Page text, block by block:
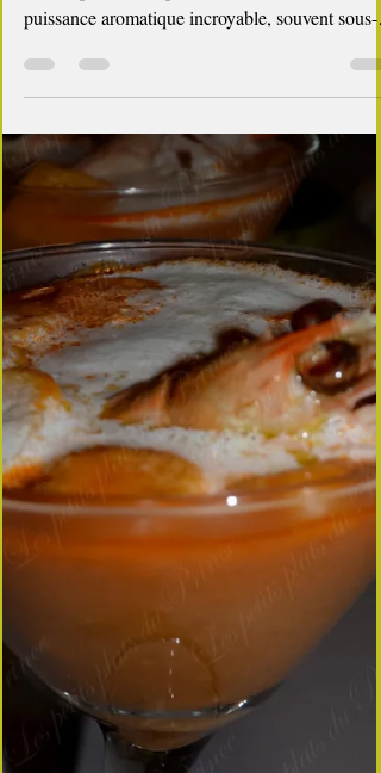
Dans la cuisine des crustacés, rien ne se perd…
surtout pas les carapaces ! Elles concentrent une
puissance aromatique incroyable, souvent sous-
estimée. Cette bisque antigaspi, simple et
en potage, en base de risotto ou pour parfumer
des feuilletés iodés. Une recette pleine de bon
sens, de goût et de générosité — exactement
comme on aime. ⏱️ Encart pratique Préparation :
15 min Cuisson : 35 min Difficulté : ★☆☆☆